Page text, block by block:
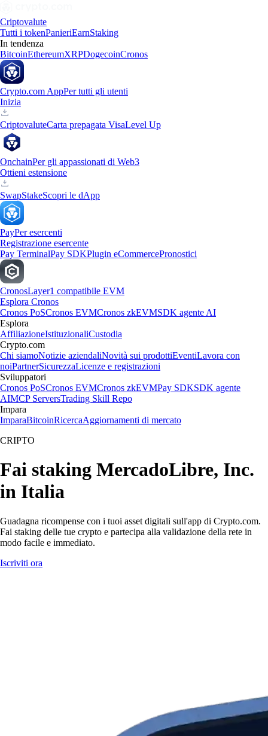
Criptovalute
Tutti i tokenPanieriEarnStaking
In tendenza
BitcoinEthereumXRPDogecoinCronos
Crypto.com AppPer tutti gli utenti
Inizia
CriptovaluteCarta prepagata VisaLevel Up
OnchainPer gli appassionati di Web3
Ottieni estensione
SwapStakeScopri le dApp
PayPer esercenti
Registrazione esercente
Pay TerminalPay SDKPlugin eCommercePronostici
CronosLayer1 compatibile EVM
Esplora Cronos
Cronos PoSCronos EVMCronos zkEVMSDK agente AI
Esplora
AffiliazioneIstituzionaliCustodia
Crypto.com
Chi siamoNotizie aziendaliNovità sui prodottiEventiLavora con
noiPartnerSicurezzaLicenze e registrazioni
Sviluppatori
Cronos PoSCronos EVMCronos zkEVMPay SDKSDK agente
AIMCP ServersTrading Skill Repo
Impara
ImparaBitcoinRicercaAggiornamenti di mercato
CRIPTO
Fai staking MercadoLibre, Inc.
in Italia
Guadagna ricompense con i tuoi asset digitali sull'app di Crypto.com.
Fai staking delle tue crypto e partecipa alla validazione della rete in
modo facile e immediato.
Iscriviti ora